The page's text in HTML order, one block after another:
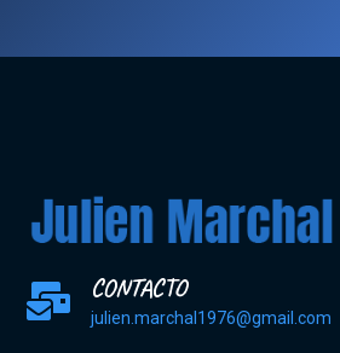
CONTACTO
julien.marchal1976@gmail.com